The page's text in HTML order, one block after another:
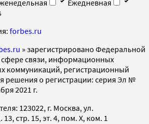
Ежедневная
forbes.ru
» зарегистрировано Федеральной
связи, информационных
коммуникаций, регистрационный
решения о регистрации: серия Эл №
2021 г.
123022, г. Москва, ул.
стр. 15, эт. 4, пом. X, ком. 1